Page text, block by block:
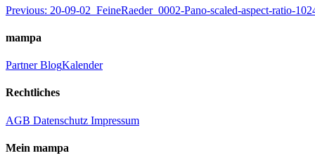
Beitragsnavigation
Previous: 20-09-02_FeineRaeder_0002-Pano-scaled-aspect-ratio-
mampa
PartnerBlogKalender
Rechtliches
AGB Datenschutz Impressum
Mein mampa